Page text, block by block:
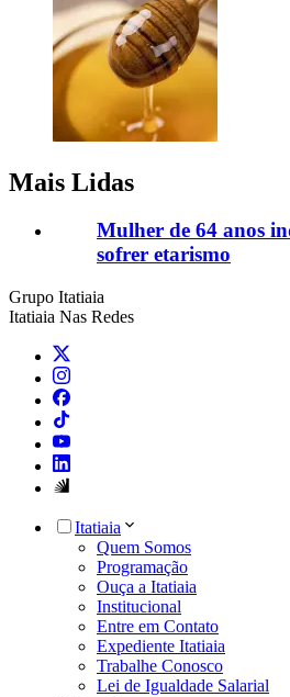
Mais Lidas
Mulher de 64 anos
sofrer etarismo
Grupo Itatiaia
Itatiaia Nas Redes
Itatiaia
Quem Somos
Programação
Ouça a Itatiaia
Institucional
Entre em Contato
Expediente Itatiaia
Trabalhe Conosco
Lei de Igualdade Salarial